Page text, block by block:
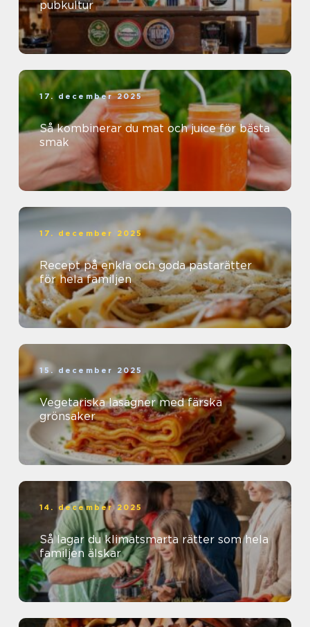
pubkultur
17. december 2025
Så kombinerar du mat och juice för bästa
smak
17. december 2025
Recept på enkla och goda pastarätter
för hela familjen
15. december 2025
Vegetariska lasagner med färska
grönsaker
14. december 2025
Så lagar du klimatsmarta rätter som hela
familjen älskar